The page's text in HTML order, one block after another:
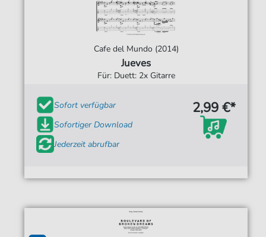
Cafe del Mundo (2014)
Jueves
Für: Duett: 2x Gitarre
Sofort verfügbar
Sofortiger Download
Jederzeit abrufbar
2,99 €*